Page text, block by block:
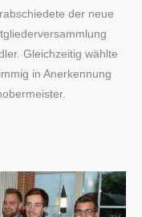
der neue
Gleichzeitig wählte
in Anerkennung